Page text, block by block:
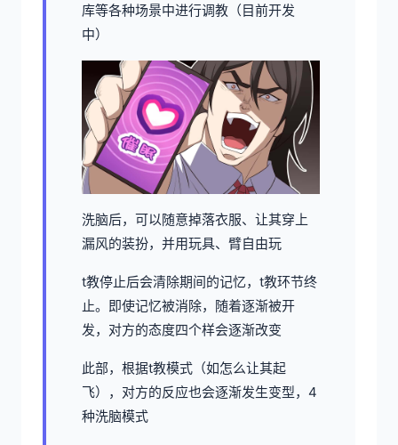
库等各种场景中进行调教（目前开发
中）
洗脑后，可以随意掉落衣服、让其穿上
漏风的装扮，并用玩具、臂自由玩
t教停止后会清除期间的记忆，t教环节终
止。即使记忆被消除，随着逐渐被开
发，对方的态度四个样会逐渐改变
此部，根据t教模式（如怎么让其起
飞），对方的反应也会逐渐发生变型，4
种洗脑模式